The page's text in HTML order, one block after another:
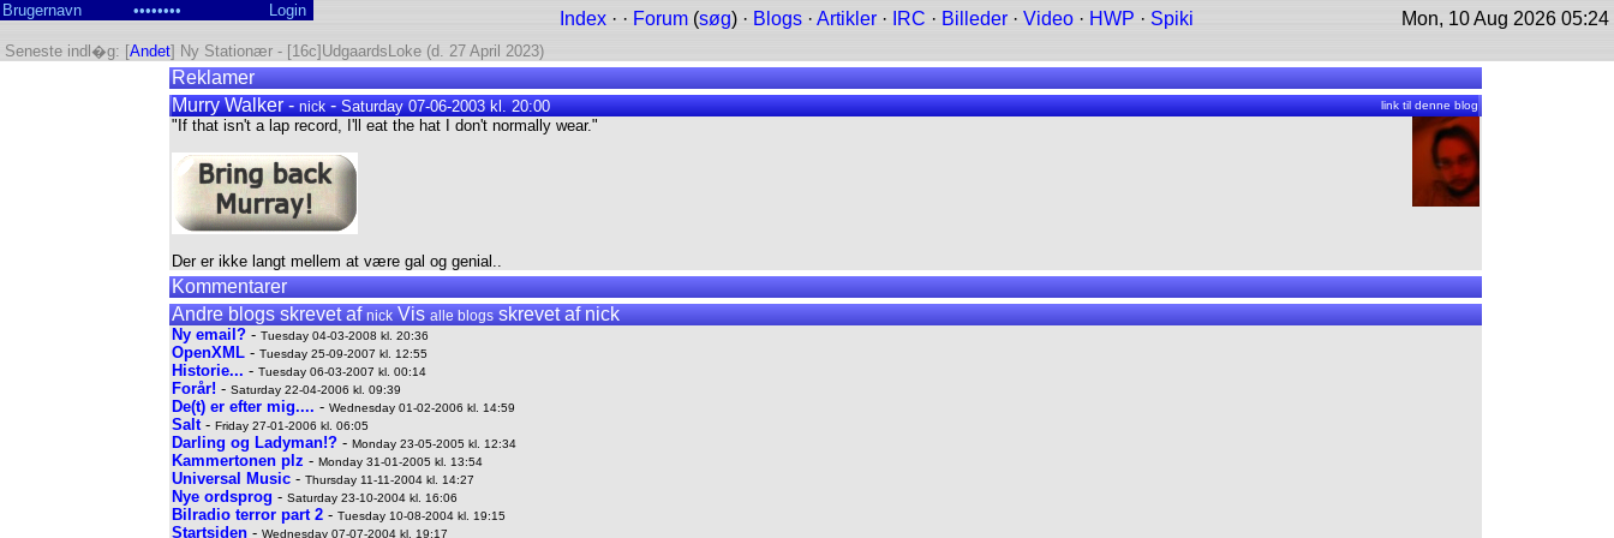
Index · · Forum (søg) · Blogs · Artikler · IRC · Billeder · Video · HWP · Spiki Mon, 10 Aug 2026 05:24
Seneste indl�g: [Andet] Ny Stationær - [16c]UdgaardsLoke (d. 27 April 2023)
Reklamer
Murry Walker -nick-Saturday 07-06-2003 kl. 20:00 link til denne blog
"If that isn't a lap record, I'll eat the hat I don't normally wear."
Der er ikke langt mellem at være gal og genial..
Kommentarer
Andre blogs skrevet afnickVisalle blogsskrevet af nick
Ny email?- Tuesday 04-03-2008 kl. 20:36
OpenXML- Tuesday 25-09-2007 kl. 12:55
Historie... - Tuesday 06-03-2007 kl. 00:14
Forår! - Saturday 22-04-2006 kl. 09:39
De(t) er efter mig.... - Wednesday 01-02-2006 kl. 14:59
Salt- Friday 27-01-2006 kl. 06:05
Darling og Ladyman!?- Monday 23-05-2005 kl. 12:34
Kammertonen plz - Monday 31-01-2005 kl. 13:54
Universal Music- Thursday 11-11-2004 kl. 14:27
Nye ordsprog - Saturday 23-10-2004 kl. 16:06
Bilradio terror part 2- Tuesday 10-08-2004 kl. 19:15
Startsiden- Wednesday 07-07-2004 kl. 19:17